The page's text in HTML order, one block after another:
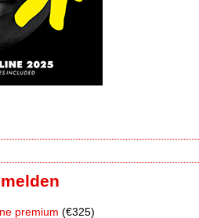
premium (€325)